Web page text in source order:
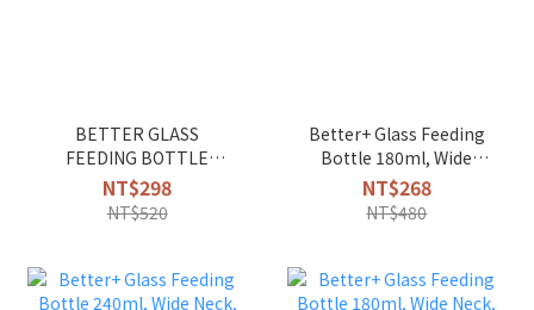
BETTER GLASS
FEEDING BOTTLE
240ML, WIDE NECK, PINK
NT$298
NT$520
Better+ Glass Feeding
Bottle 180ml, Wide
Neck, Pink
NT$268
NT$480